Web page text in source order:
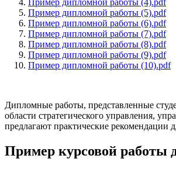
Пример дипломной работы (5).pdf
Пример дипломной работы (6).pdf
Пример дипломной работы (7).pdf
Пример дипломной работы (8).pdf
Пример дипломной работы (9).pdf
Пример дипломной работы (10).pdf
Дипломные работы, представленные
области стратегического управления,
предлагают практические рекомендации
Пример курсовой работы